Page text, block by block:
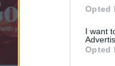
Opted
I want
Opted